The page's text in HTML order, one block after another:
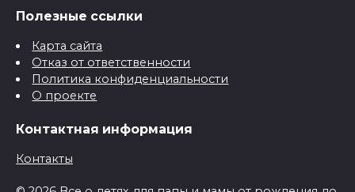
Полезные ссылки
Карта сайта
Отказ от ответственности
Политика конфиденциальности
О проекте
Контактная информация
Контакты